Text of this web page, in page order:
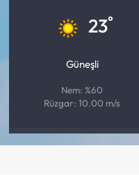
23°
Güneşli
Nem: %60
Rüzgar: 10.00 m/s